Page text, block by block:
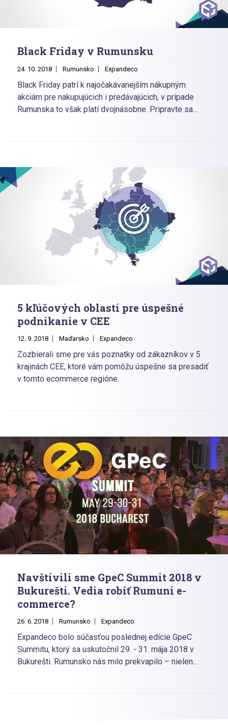
Black Friday v Rumunsku
24. 10. 2018 Rumunsko Expandeco
Black Friday patrí k najočakávanejším nákupným
akciám pre nakupujúcich i predávajúcich, v prípade
Rumunska to však platí dvojnásobne. Pripravte sa
5 kľúčových oblastí pre úspešné
podnikanie v CEE
12. 9. 2018 Maďarsko Expandeco
Zozbierali sme pre vás poznatky od zákazníkov v 5
krajinách CEE, ktoré vám pomôžu úspešne sa presadiť
v tomto ecommerce regióne.
Navštívili sme GpeC Summit 2018 v
Bukurešti. Vedia robiť Rumuni e-
commerce?
26. 6. 2018 Rumunsko Expandeco
Expandeco bolo súčasťou poslednej edície GpeC
Summitu, ktorý sa uskutočnil 29. - 31. mája 2018 v
Bukurešti. Rumunsko nás milo prekvapilo – nielen